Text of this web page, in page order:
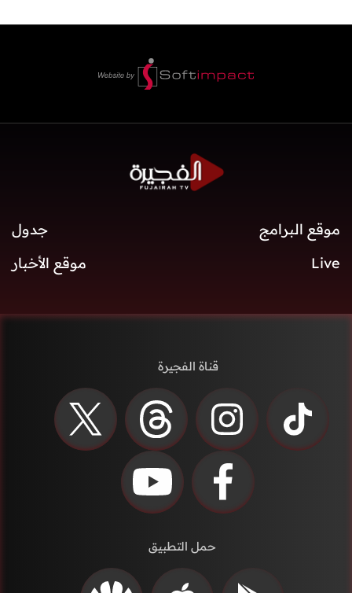
موقع البرامج
جدول
Live
موقع الأخبار
قناة الفجيرة
حمل التطبيق